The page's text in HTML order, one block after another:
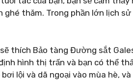
ghé thăm. Trong phần lớn lịch
thích Bảo tàng Đường sắt
hình thị trấn và bạn có thể
lội và dã ngoại vào mùa hè,